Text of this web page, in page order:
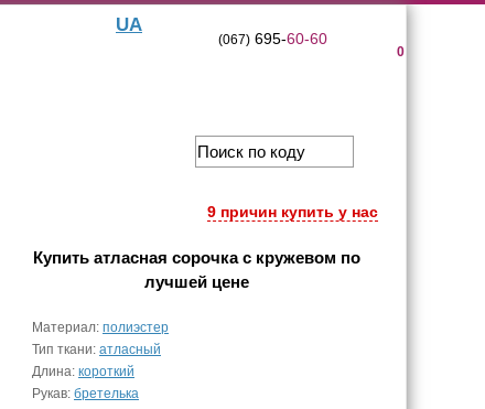
UA
0
(067)695-60-60
9 причин купить у нас
Купить атласная сорочка с кружевом по
лучшей цене
Материал: полиэстер
Тип ткани: атласный
Длина: короткий
Рукав: бретелька